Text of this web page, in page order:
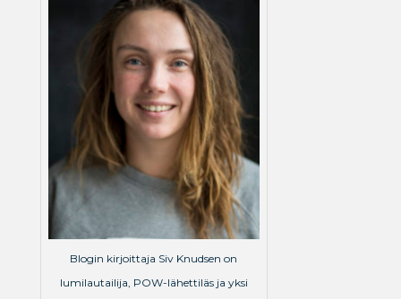
Blogin kirjoittaja Siv Knudsen on
lumilautailija, POW-lähettiläs ja yksi